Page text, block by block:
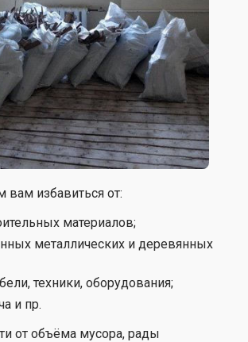
избавиться от:
материалов;
металлических и деревянных
техники, оборудования;
и пр.
от объёма мусора, рады